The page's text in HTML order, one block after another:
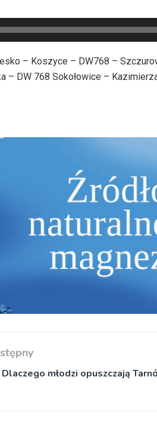
– Koszyce – DW768 –
– DW 768 Sokołowice –
Dlaczego młodzi opuszczają